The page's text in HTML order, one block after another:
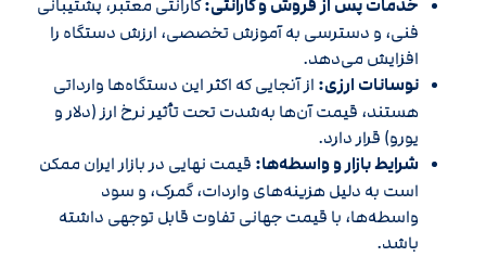
خدمات پس از فروش و گارانتی:گارانتی معتبر، پشتیبانی
فنی، و دسترسی به آموزش تخصصی، ارزش دستگاه را
افزایش می‌دهد.
نوسانات ارزی: از آنجایی که اکثر این دستگاه‌ها وارداتی
هستند، قیمت آن‌ها به‌شدت تحت تأثیر نرخ ارز (دلار و
یورو) قرار دارد.
شرایط بازار و واسطه‌ها: قیمت نهایی در بازار ایران ممکن
است به دلیل هزینه‌های واردات، گمرک، و سود
واسطه‌ها، با قیمت جهانی تفاوت قابل توجهی داشته
باشد.